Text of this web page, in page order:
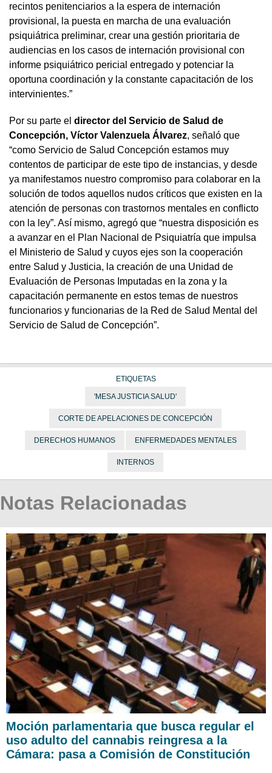
recintos penitenciarios a la espera de internación
provisional, la puesta en marcha de una evaluación
psiquiátrica preliminar, crear una gestión prioritaria de
audiencias en los casos de internación provisional con
informe psiquiátrico pericial entregado y potenciar la
oportuna coordinación y la constante capacitación de los
intervinientes.”
Por su parte el director del Servicio de Salud de
Concepción, Víctor Valenzuela Álvarez, señaló que
“como Servicio de Salud Concepción estamos muy
contentos de participar de este tipo de instancias, y desde
ya manifestamos nuestro compromiso para colaborar en la
solución de todos aquellos nudos críticos que existen en la
atención de personas con trastornos mentales en conflicto
con la ley”. Así mismo, agregó que “nuestra disposición es
a avanzar en el Plan Nacional de Psiquiatría que impulsa
el Ministerio de Salud y cuyos ejes son la cooperación
entre Salud y Justicia, la creación de una Unidad de
Evaluación de Personas Imputadas en la zona y la
capacitación permanente en estos temas de nuestros
funcionarios y funcionarias de la Red de Salud Mental del
Servicio de Salud de Concepción”.
ETIQUETAS
'MESA JUSTICIA SALUD'
CORTE DE APELACIONES DE CONCEPCIÓN
DERECHOS HUMANOS ENFERMEDADES MENTALES
INTERNOS
Notas Relacionadas
Moción parlamentaria que busca regular el
uso adulto del cannabis reingresa a la
Cámara: pasa a Comisión de Constitución